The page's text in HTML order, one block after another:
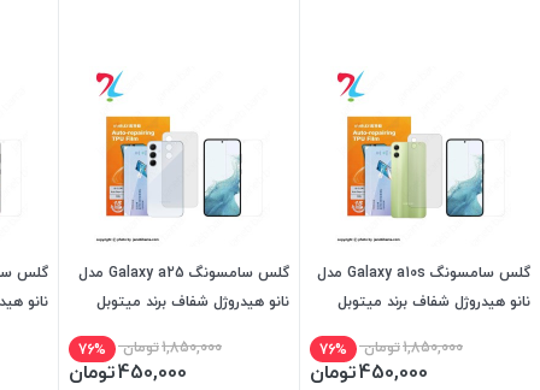
گلس سامسونگ Galaxy a10s مدل
نانو هیدروژل شفاف برند میتوبل
1,850,000تومان 76%
450,000تومان
گلس سامسونگ Galaxy a25 مدل
نانو هیدروژل شفاف برند میتوبل
1,850,000تومان 76%
450,000تومان
نانو